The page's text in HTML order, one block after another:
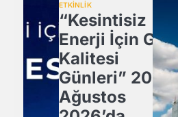
ETKİNLİK
“Kesintisiz
Enerji İçin Güç
Kalitesi
Günleri” 20
Ağustos